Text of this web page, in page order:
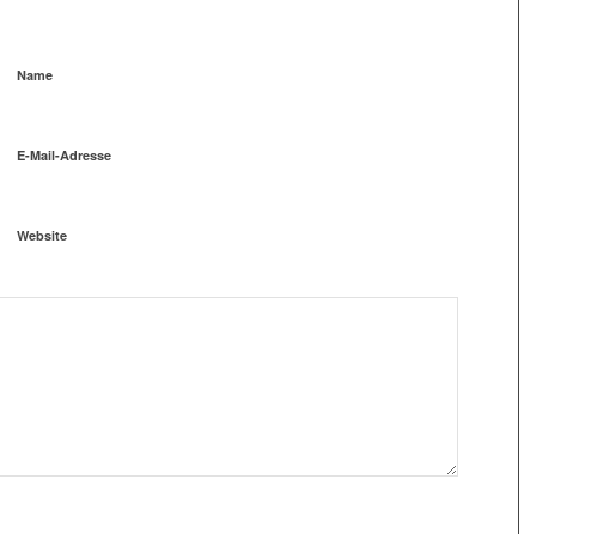
Name
E-Mail-Adresse
Website